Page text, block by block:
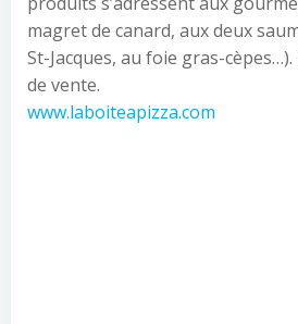
magret de canard, aux deux
St-Jacques, au foie gras-
de vente.
www.laboiteapizza.com